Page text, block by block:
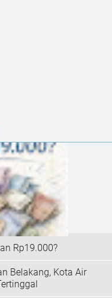
Rp19.000?
Belakang, Kota Air